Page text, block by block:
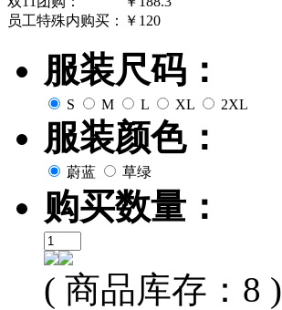
员工特殊内购买：
￥120
服装尺码：
S M L XL 2XL
服装颜色：
蔚蓝 草绿
购买数量：
( 商品库存：8 )